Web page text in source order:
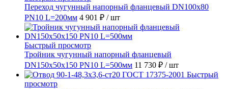
Переход чугунный напорный фланцевый DN100х80
PN10 L=200мм 4 901 ₽ / шт
Быстрый просмотр
Тройник чугунный напорный фланцевый
DN150х50х150 PN10 L=500мм 11 730 ₽ / шт
Быстрый
просмотр